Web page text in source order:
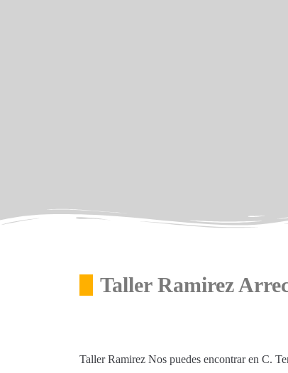
Taller Ramirez
Taller Ramirez Nos puedes encontrar en C.